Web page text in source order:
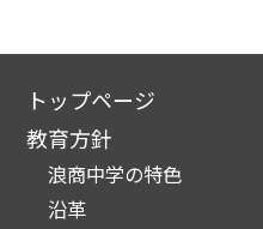
トップページ
教育方針
浪商中学の特色
沿革